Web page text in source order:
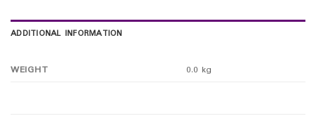
ADDITIONAL INFORMATION
WEIGHT 0.0 kg